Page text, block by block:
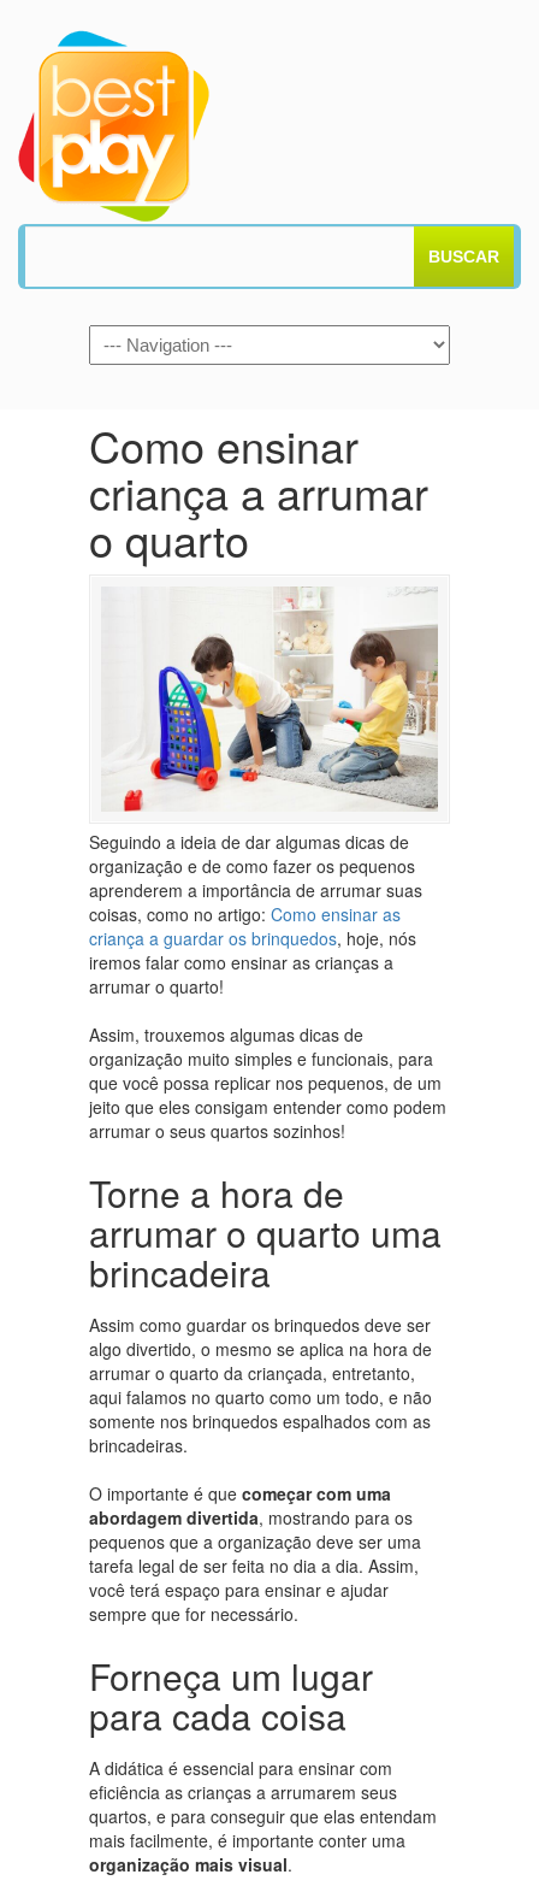
BUSCAR
Como ensinar
criança a arrumar
o quarto
Seguindo a ideia de dar algumas dicas de
organização e de como fazer os pequenos
aprenderem a importância de arrumar suas
coisas, como no artigo: Como ensinar as
criança a guardar os brinquedos, hoje, nós
iremos falar como ensinar as crianças a
arrumar o quarto!
Assim, trouxemos algumas dicas de
organização muito simples e funcionais, para
que você possa replicar nos pequenos, de um
jeito que eles consigam entender como podem
arrumar o seus quartos sozinhos!
Torne a hora de
arrumar o quarto uma
brincadeira
Assim como guardar os brinquedos deve ser
algo divertido, o mesmo se aplica na hora de
arrumar o quarto da criançada, entretanto,
aqui falamos no quarto como um todo, e não
somente nos brinquedos espalhados com as
brincadeiras.
O importante é que começar com uma
abordagem divertida, mostrando para os
pequenos que a organização deve ser uma
tarefa legal de ser feita no dia a dia. Assim,
você terá espaço para ensinar e ajudar
sempre que for necessário.
Forneça um lugar
para cada coisa
A didática é essencial para ensinar com
eficiência as crianças a arrumarem seus
quartos, e para conseguir que elas entendam
mais facilmente, é importante conter uma
organização mais visual.